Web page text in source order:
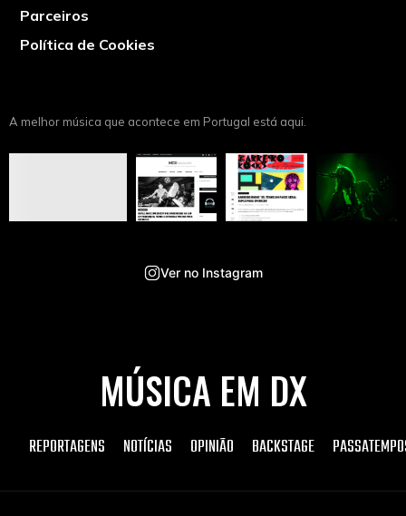
Parceiros
Política de Cookies
A melhor música que acontece em Portugal está aqui.
Ver no Instagram
MÚSICA EM DX
REPORTAGENS NOTÍCIAS OPINIÃO BACKSTAGE